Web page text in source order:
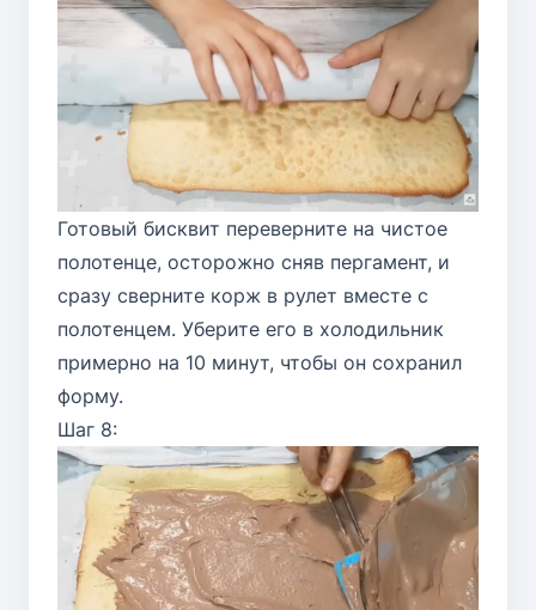
Готовый бисквит переверните на чистое
полотенце, осторожно сняв пергамент, и
сразу сверните корж в рулет вместе с
полотенцем. Уберите его в холодильник
примерно на 10 минут, чтобы он сохранил
форму.
Шаг 8: